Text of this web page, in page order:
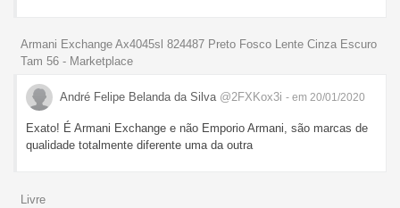
Armani Exchange Ax4045sl 824487 Preto Fosco Lente Cinza Escuro
Tam 56 - Marketplace
André Felipe Belanda da Silva @2FXKox3i - em 20/01/2020
Exato! É Armani Exchange e não Emporio Armani, são marcas de
qualidade totalmente diferente uma da outra
Livre